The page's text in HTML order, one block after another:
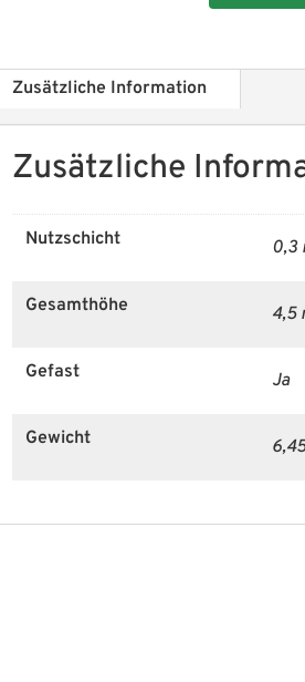
Zusätzliche Information
Zusätzliche
Nutzschicht 0,3
Gesamthöhe 4,5
Gefast Ja
Gewicht